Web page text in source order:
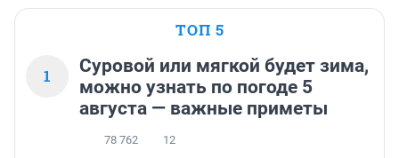
ТОП 5
1
Суровой или мягкой будет зима,
можно узнать по погоде 5
августа — важные приметы
78 762 12